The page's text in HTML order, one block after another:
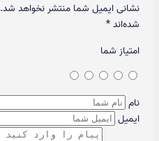
نشانی ایمیل شما منتشر نخواهد شد.
شده‌اند*
امتیاز شما
نام
ایمیل